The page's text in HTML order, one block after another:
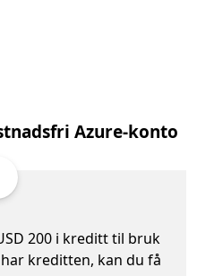
Azure-konto
200 i kreditt til bruk
kreditten, kan du få